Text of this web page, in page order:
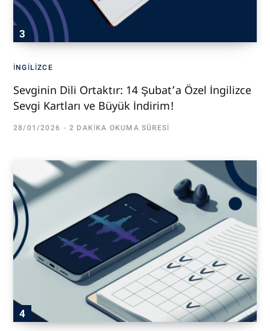
İNGILIZCE
Sevginin Dili Ortaktır: 14 Şubat’a Özel İngilizce
Sevgi Kartları ve Büyük İndirim!
28/01/2026 2 DAKIKA OKUMA SÜRESI